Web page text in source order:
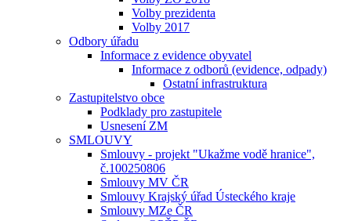
Volby prezidenta
Volby 2017
Odbory úřadu
Informace z evidence obyvatel
Informace z odborů (evidence, odpady)
Ostatní infrastruktura
Zastupitelstvo obce
Podklady pro zastupitele
Usnesení ZM
SMLOUVY
Smlouvy - projekt "Ukažme vodě hranice",
č.100250806
Smlouvy MV ČR
Smlouvy Krajský úřad Ústeckého kraje
Smlouvy MZe ČR